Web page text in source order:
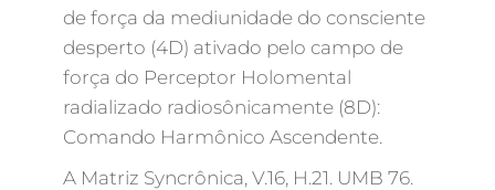
de força da mediunidade do consciente
desperto (4D) ativado pelo campo de
força do Perceptor Holomental
radializado radiosônicamente (8D):
Comando Harmônico Ascendente.
A Matriz Syncrônica, V.16, H.21. UMB 76.